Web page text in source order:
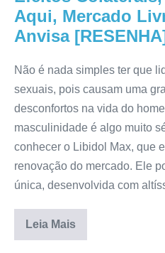
Anvisa,
Efeitos
Colaterais,
Depoimento,
que
[RESENHA]
Aqui, Mercado
Anvisa
Não é nada simples ter que
sexuais, pois causam uma
desconfortos na vida do
masculinidade é algo muito
conhecer o Libidol Max, que
renovação do mercado. Ele
única, desenvolvida com
Leia Mais
Libidol